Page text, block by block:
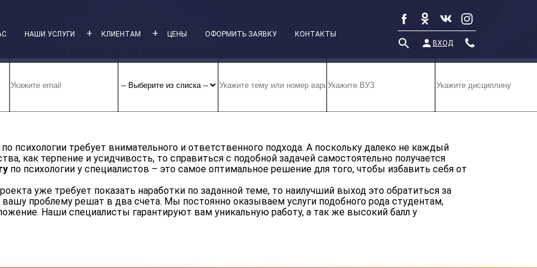
НАШИ УСЛУГИ + КЛИЕНТАМ + ЦЕНЫ ОФОРМИТЬ ЗАЯВКУ
КОНТАКТЫ
ВХОД
психологии требует внимательного и ответственного подхода. А поскольку далеко не каждый
как терпение и усидчивость, то справиться с подобной задачей самостоятельно получается
по психологии у специалистов – это самое оптимальное решение для того, чтобы избавить себя от
уже требует показать наработки по заданной теме, то наилучший выход это обратиться за
проблему решат в два счета. Мы постоянно оказываем услуги подобного рода студентам,
Наши специалисты гарантируют вам уникальную работу, а так же высокий балл у